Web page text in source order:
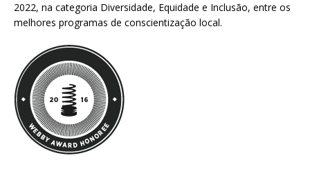
2022, na categoria Diversidade, Equidade e Inclusão, entre os
melhores programas de conscientização local.